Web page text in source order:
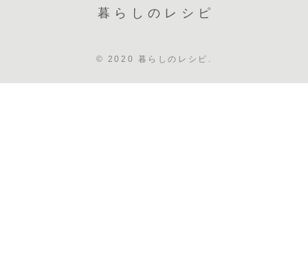
暮らしのレシピ
© 2020 暮らしのレシピ.